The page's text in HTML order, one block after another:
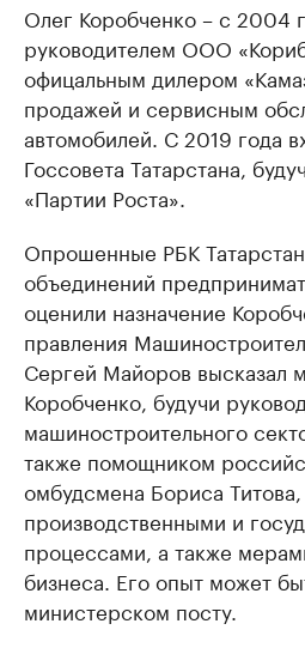
Олег Коробченко – с 2004
руководителем ООО
офицальным дилером
продажей и сервисным
автомобилей. С 2019 года
Госсовета Татарстана,
«Партии Роста».
Опрошенные РБК
объединений
оценили назначение
правления
Сергей Майоров высказал
Коробченко, будучи
машиностроительного
также помощником
омбудсмена Бориса
производственными и
процессами, а также
бизнеса. Его опыт может
министерском посту.